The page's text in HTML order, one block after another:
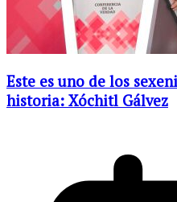
Este es uno de los
historia: Xóchitl Gálvez